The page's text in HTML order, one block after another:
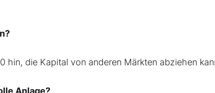
hin, die Kapital von anderen Märkten abziehen